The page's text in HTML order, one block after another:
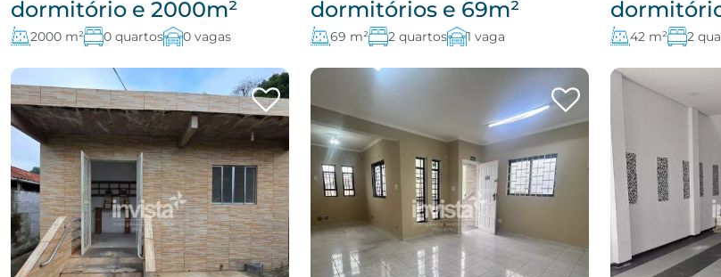
dormitório e 2000m²
2000 m² 0 quartos 0 vagas
dormitórios e 69m²
69 m² 2 quartos 1 vaga 42 m² 2